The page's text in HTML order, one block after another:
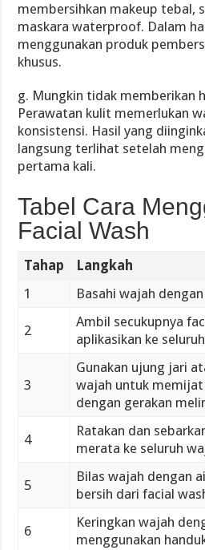
membersihkan makeup tebal,
maskara waterproof. Dalam
menggunakan produk
khusus.
g. Mungkin tidak memberikan
Perawatan kulit memerlukan
konsistensi. Hasil yang
langsung terlihat setelah
pertama kali.
Tabel Cara
Facial Wash
Tahap
Langkah
1
Basahi wajah
2
Ambil secukupnya
aplikasikan ke
3
Gunakan ujung jari
wajah untuk
dengan gerakan
4
Ratakan dan
merata ke seluruh
5
Bilas wajah dengan
bersih dari facial
6
Keringkan wajah
menggunakan